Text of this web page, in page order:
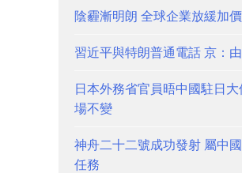
陰霾漸明朗 全球企業放緩加價
習近平與特朗普通電話 京：
日本外務省官員晤中國駐日
場不變
神舟二十二號成功發射 屬中
任務